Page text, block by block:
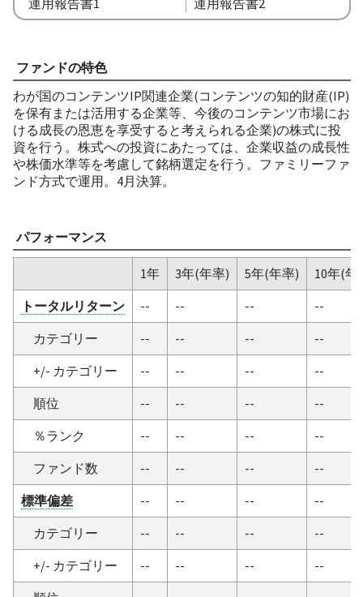
ファンドの特色
わが国のコンテンツIP関連企業(コンテンツの知的財産(IP)
を保有または活用する企業等、今後のコンテンツ市場にお
ける成長の恩恵を享受すると考えられる企業)の株式に投
資を行う。株式への投資にあたっては、企業収益の成長性
や株価水準等を考慮して銘柄選定を行う。ファミリーファ
ンド方式で運用。4月決算。
パフォーマンス
1年 3年(年率) 5年(年率)
10年(年
トータルリターン
-- -- --
--
カテゴリー
-- -- --
--
+/- カテゴリー
-- -- --
--
順位
-- -- --
--
％ランク
-- -- --
--
ファンド数
-- -- --
--
標準偏差
-- -- --
--
カテゴリー
-- -- --
--
+/- カテゴリー
-- -- --
--